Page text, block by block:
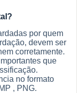
?
por quem
devem ser
corretamente.
que
no formato
, PNG.